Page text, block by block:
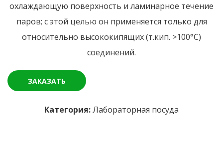
охлаждающую поверхность и ламинарное течение
паров; с этой целью он применяется только для
относительно высококипящих (т.кип. >100°С)
соединений.
ЗАКАЗАТЬ
Категория:Лабораторная посуда